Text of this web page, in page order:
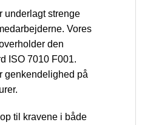
underlagt strenge
Vores
den
ISO 7010 F001.
genkendelighed på
til kravene i både